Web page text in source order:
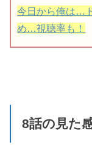
今日から俺は…
め…視聴率も！
8話の見た